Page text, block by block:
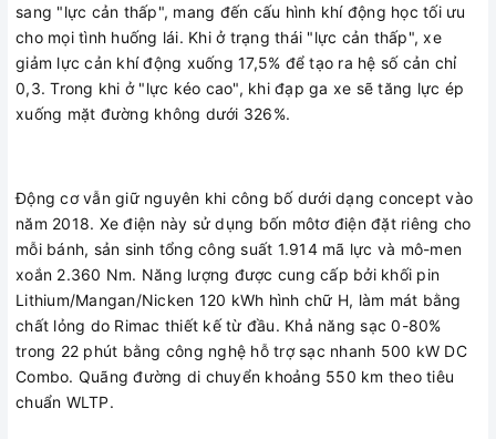
sang "lực cản thấp", mang đến cấu hình khí động học tối ưu
cho mọi tình huống lái. Khi ở trạng thái "lực cản thấp", xe
giảm lực cản khí động xuống 17,5% để tạo ra hệ số cản chỉ
0,3. Trong khi ở "lực kéo cao", khi đạp ga xe sẽ tăng lực ép
xuống mặt đường không dưới 326%.
Động cơ vẫn giữ nguyên khi công bố dưới dạng concept vào
năm 2018. Xe điện này sử dụng bốn môtơ điện đặt riêng cho
mỗi bánh, sản sinh tổng công suất 1.914 mã lực và mô-men
xoắn 2.360 Nm. Năng lượng được cung cấp bởi khối pin
Lithium/Mangan/Nicken 120 kWh hình chữ H, làm mát bằng
chất lỏng do Rimac thiết kế từ đầu. Khả năng sạc 0-80%
trong 22 phút bằng công nghệ hỗ trợ sạc nhanh 500 kW DC
Combo. Quãng đường di chuyển khoảng 550 km theo tiêu
chuẩn WLTP.